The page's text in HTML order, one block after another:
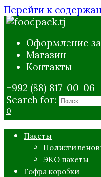
Перейти к
Оформление
Магазин
Контакты
+992 (88) 817-00-06
Search for:
0
Пакеты
ЭКО пакеты
Гофра коробки